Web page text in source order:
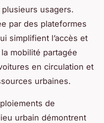
usagers.
par des plateformes
simplifient l’accès et
mobilité partagée
en circulation et
urbaines.
de
urbain démontrent